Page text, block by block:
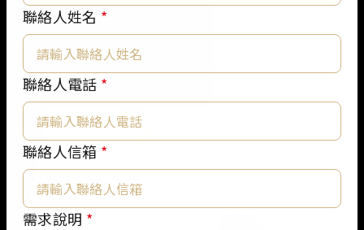
公
司
名
稱
公
司
名
稱
聯絡人姓名 *
聯絡人電話 *
聯絡人信箱 *
需求說明 *